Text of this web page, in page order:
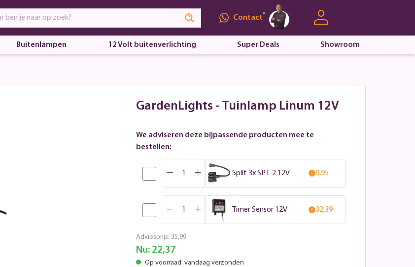
Contact
Buitenlampen 12 Volt buitenverlichting Super Deals Showroom
GardenLights - Tuinlamp Linum 12V
We adviseren deze bijpassende producten mee te
bestellen:
Split 3x SPT-2 12V 9,95
Timer Sensor 12V 32,39
Adviesprijs: 35,99
Nu: 22,37
Op voorraad: vandaag verzonden